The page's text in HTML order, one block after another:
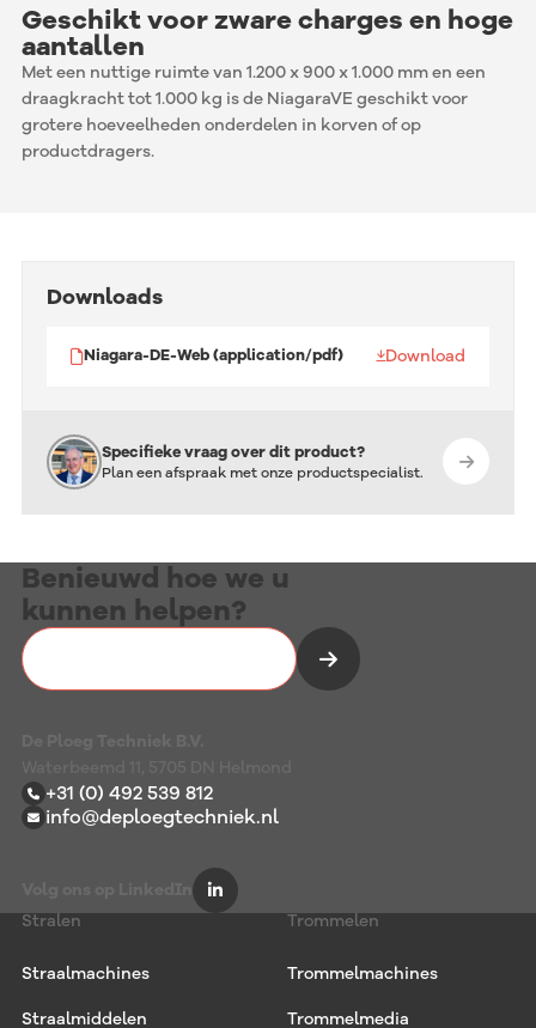
Geschikt voor zware charges en hoge
aantallen
Met een nuttige ruimte van 1.200 x 900 x 1.000 mm en een
draagkracht tot 1.000 kg is de NiagaraVE geschikt voor
grotere hoeveelheden onderdelen in korven of op
productdragers.
Downloads
Niagara-DE-Web (application/pdf) Download
Specifieke vraag over dit product?
Plan een afspraak met onze productspecialist.
Benieuwd hoe we u
kunnen helpen?
+31 (0) 492 539 812
info@deploegtechniek.nl
Stralen
Straalmachines
Straalmiddelen
Trommelen
Trommelmachines
Trommelmedia